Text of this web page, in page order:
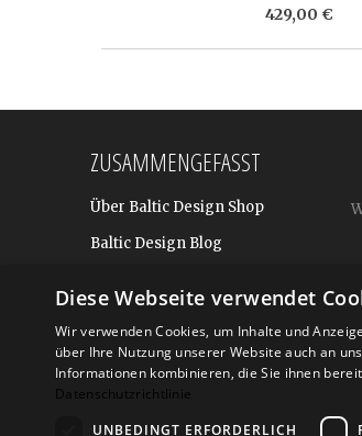
429,00 €
ZUSAMMENGEFASST
Über Baltic Design Shop
Baltic Design Blog
Für BtoB: Design Geschenke
Shop
Diese Webseite verwendet
Wir verwenden Cookies, um Inhalte und
über Ihre Nutzung unserer Website auch an
Informationen kombinieren, die Sie ihnen
Datenschutzrichtlinie
UNBEDINGT ERFORDERLICH